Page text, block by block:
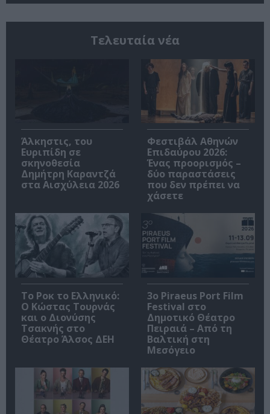
Τελευταία νέα
Άλκηστις, του
Ευριπίδη σε
σκηνοθεσία
Δημήτρη Καραντζά
στα Αισχύλεια 2026
Φεστιβάλ Αθηνών
Επιδαύρου 2026:
Ένας προορισμός –
δύο παραστάσεις
που δεν πρέπει να
χάσετε
Το Ροκ το Ελληνικό:
Ο Κώστας Τουρνάς
και ο Διονύσης
Τσακνής στο
Θέατρο Άλσος ΔΕΗ
3o Piraeus Port Film
Festival στο
Δημοτικό Θέατρο
Πειραιά – Από τη
Βαλτική στη
Μεσόγειο